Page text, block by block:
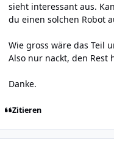
sieht interessant aus.
du einen solchen Robot
Wie gross wäre das Teil
Also nur nackt, den Rest
Danke.
Zitieren